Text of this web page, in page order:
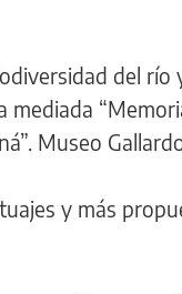
del
Museo
y más